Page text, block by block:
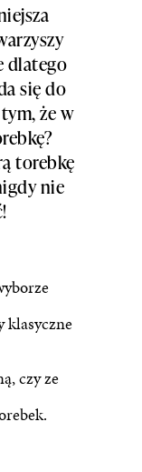
dlatego
się do
że w
torebkę
nie
klasyczne
czy ze